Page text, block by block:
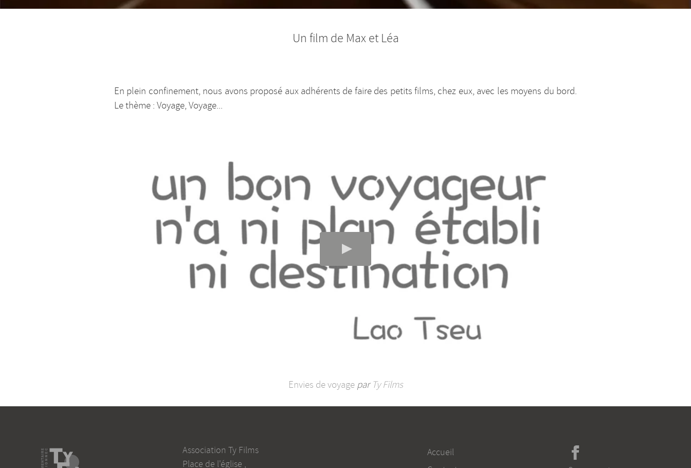
Un film de Max et Léa
En plein confinement, nous avons proposé aux adhérents de faire des petits films, chez eux, avec les moyens du bord.
Le thème : Voyage, Voyage...
Envies de voyage par Ty Films
Association Ty Films
Place de l'église ,
Accueil